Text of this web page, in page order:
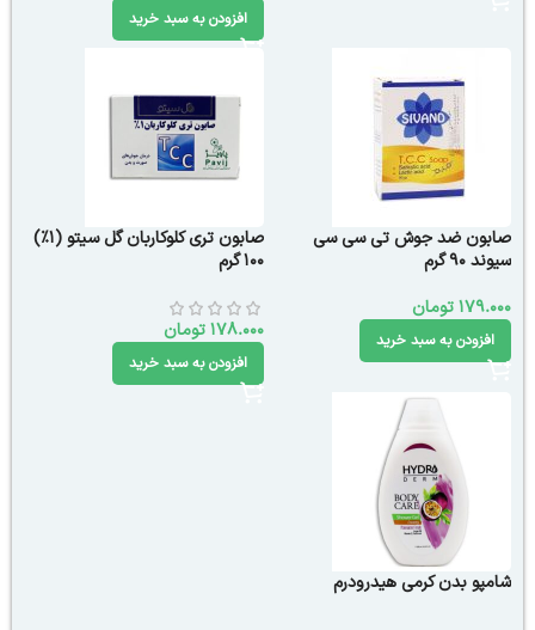
افزودن به سبد خرید
صابون ضد جوش تی سی سی
سیوند 90 گرم
179.000تومان
افزودن به سبد خرید
صابون تری کلوکاربان گل سیتو (1%)
100 گرم
178.000تومان
افزودن به سبد خرید
شامپو بدن کرمی هیدرودرم